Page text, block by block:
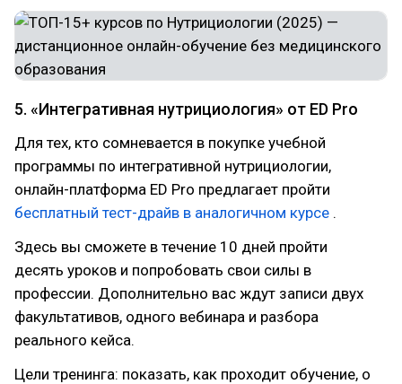
5. «Интегративная нутрициология» от ED Pro
Для тех, кто сомневается в покупке учебной
программы по интегративной нутрициологии,
онлайн-платформа ED Pro предлагает пройти
бесплатный тест-драйв в аналогичном курсе .
Здесь вы сможете в течение 10 дней пройти
десять уроков и попробовать свои силы в
профессии. Дополнительно вас ждут записи двух
факультативов, одного вебинара и разбора
реального кейса.
Цели тренинга: показать, как проходит обучение, о